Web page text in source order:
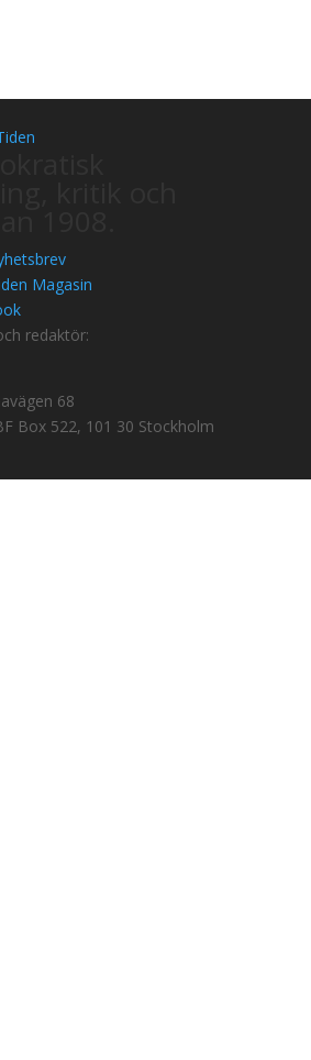
Magasin
redaktör:
68
Box 522, 101 30 Stockholm